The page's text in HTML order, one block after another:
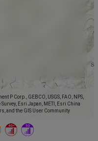
P Corp., GEBCO, USGS, FAO, NPS,
Esri Japan, METI, Esri China
and the GIS User Community